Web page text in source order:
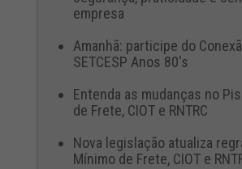
empresa
Amanhã: participe do
SETCESP Anos 80's
Entenda as mudanças no
de Frete, CIOT e RNTRC
Nova legislação atualiza
Mínimo de Frete, CIOT e